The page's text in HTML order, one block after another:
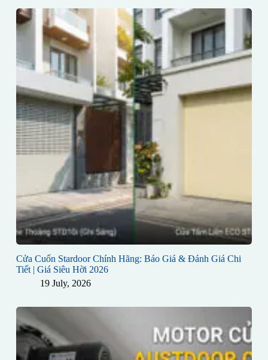
Cửa Cuốn Stardoor Chính Hãng: Báo Giá & Đánh Giá Chi
Tiết | Giá Siêu Hời 2026
19 July, 2026